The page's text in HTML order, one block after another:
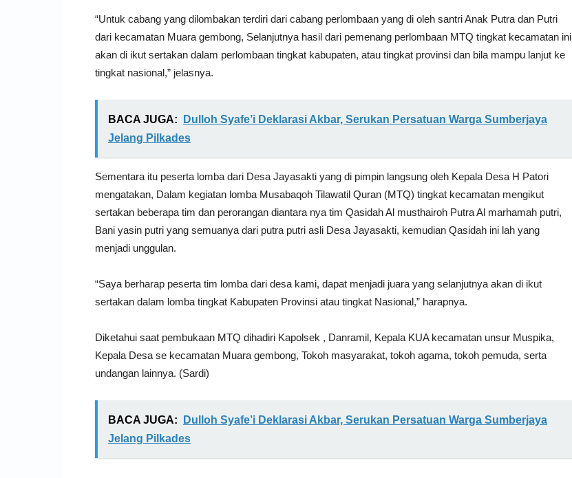
“Untuk cabang yang dilombakan terdiri dari cabang perlombaan yang di oleh santri Anak Putra dan Putri
dari kecamatan Muara gembong, Selanjutnya hasil dari pemenang perlombaan MTQ tingkat kecamatan ini
akan di ikut sertakan dalam perlombaan tingkat kabupaten, atau tingkat provinsi dan bila mampu lanjut ke
tingkat nasional,” jelasnya.
BACA JUGA:
Dulloh Syafe’i Deklarasi Akbar, Serukan Persatuan Warga Sumberjaya
Jelang Pilkades
Sementara itu peserta lomba dari Desa Jayasakti yang di pimpin langsung oleh Kepala Desa H Patori
mengatakan, Dalam kegiatan lomba Musabaqoh Tilawatil Quran (MTQ) tingkat kecamatan mengikut
sertakan beberapa tim dan perorangan diantara nya tim Qasidah Al musthairoh Putra Al marhamah putri,
Bani yasin putri yang semuanya dari putra putri asli Desa Jayasakti, kemudian Qasidah ini lah yang
menjadi unggulan.
“Saya berharap peserta tim lomba dari desa kami, dapat menjadi juara yang selanjutnya akan di ikut
sertakan dalam lomba tingkat Kabupaten Provinsi atau tingkat Nasional,” harapnya.
Diketahui saat pembukaan MTQ dihadiri Kapolsek , Danramil, Kepala KUA kecamatan unsur Muspika,
Kepala Desa se kecamatan Muara gembong, Tokoh masyarakat, tokoh agama, tokoh pemuda, serta
undangan lainnya. (Sardi)
BACA JUGA:
Dulloh Syafe’i Deklarasi Akbar, Serukan Persatuan Warga Sumberjaya
Jelang Pilkades